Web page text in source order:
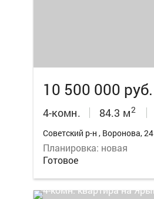
10 500 000 руб.
4-комн. 84.3 м2
Советский р-н , Воронова, 24
Планировка: новая
Готовое